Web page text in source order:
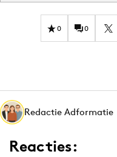
0 0
Redactie Adformatie
Reacties: